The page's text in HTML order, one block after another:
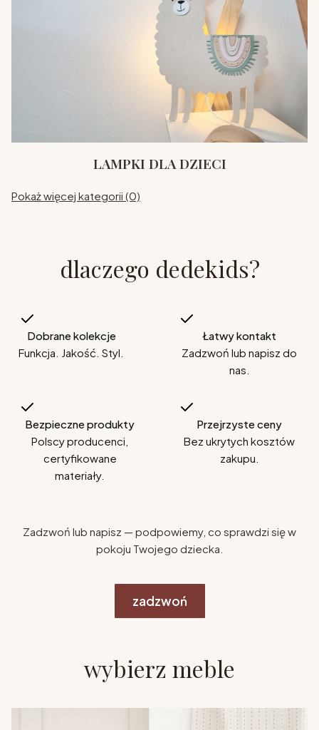
LAMPKI DLA DZIECI
Pokaż więcej kategorii (0)
dlaczego dedekids?
Dobrane kolekcje
Funkcja. Jakość. Styl.
Łatwy kontakt
Zadzwoń lub napisz do
nas.
Bezpieczne produkty
Polscy producenci,
certyfikowane
materiały.
Przejrzyste ceny
Bez ukrytych kosztów
zakupu.
Zadzwoń lub napisz — podpowiemy, co sprawdzi się w
pokoju Twojego dziecka.
zadzwoń
wybierz meble